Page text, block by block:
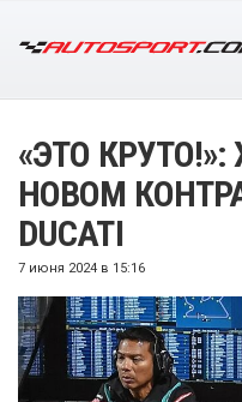
«ЭТО
НОВОМ
DUCATI
7 июня 2024 в 15:16